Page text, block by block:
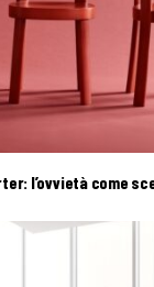
l’ovvietà come